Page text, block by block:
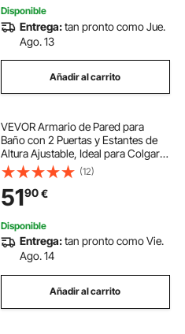
Disponible
Entrega:tan pronto como Jue.
Ago. 13
Añadir al carrito
VEVOR Armario de Pared para
Baño con 2 Puertas y Estantes de
Altura Ajustable, Ideal para Colgar
sobre el Inodoro, Cocina, Baño o
Lavadero, Resistente a la Presión y
al Agua, 590 x 208 x 510 mm
(12)
5190€
Disponible
Entrega:tan pronto como Vie.
Ago. 14
Añadir al carrito